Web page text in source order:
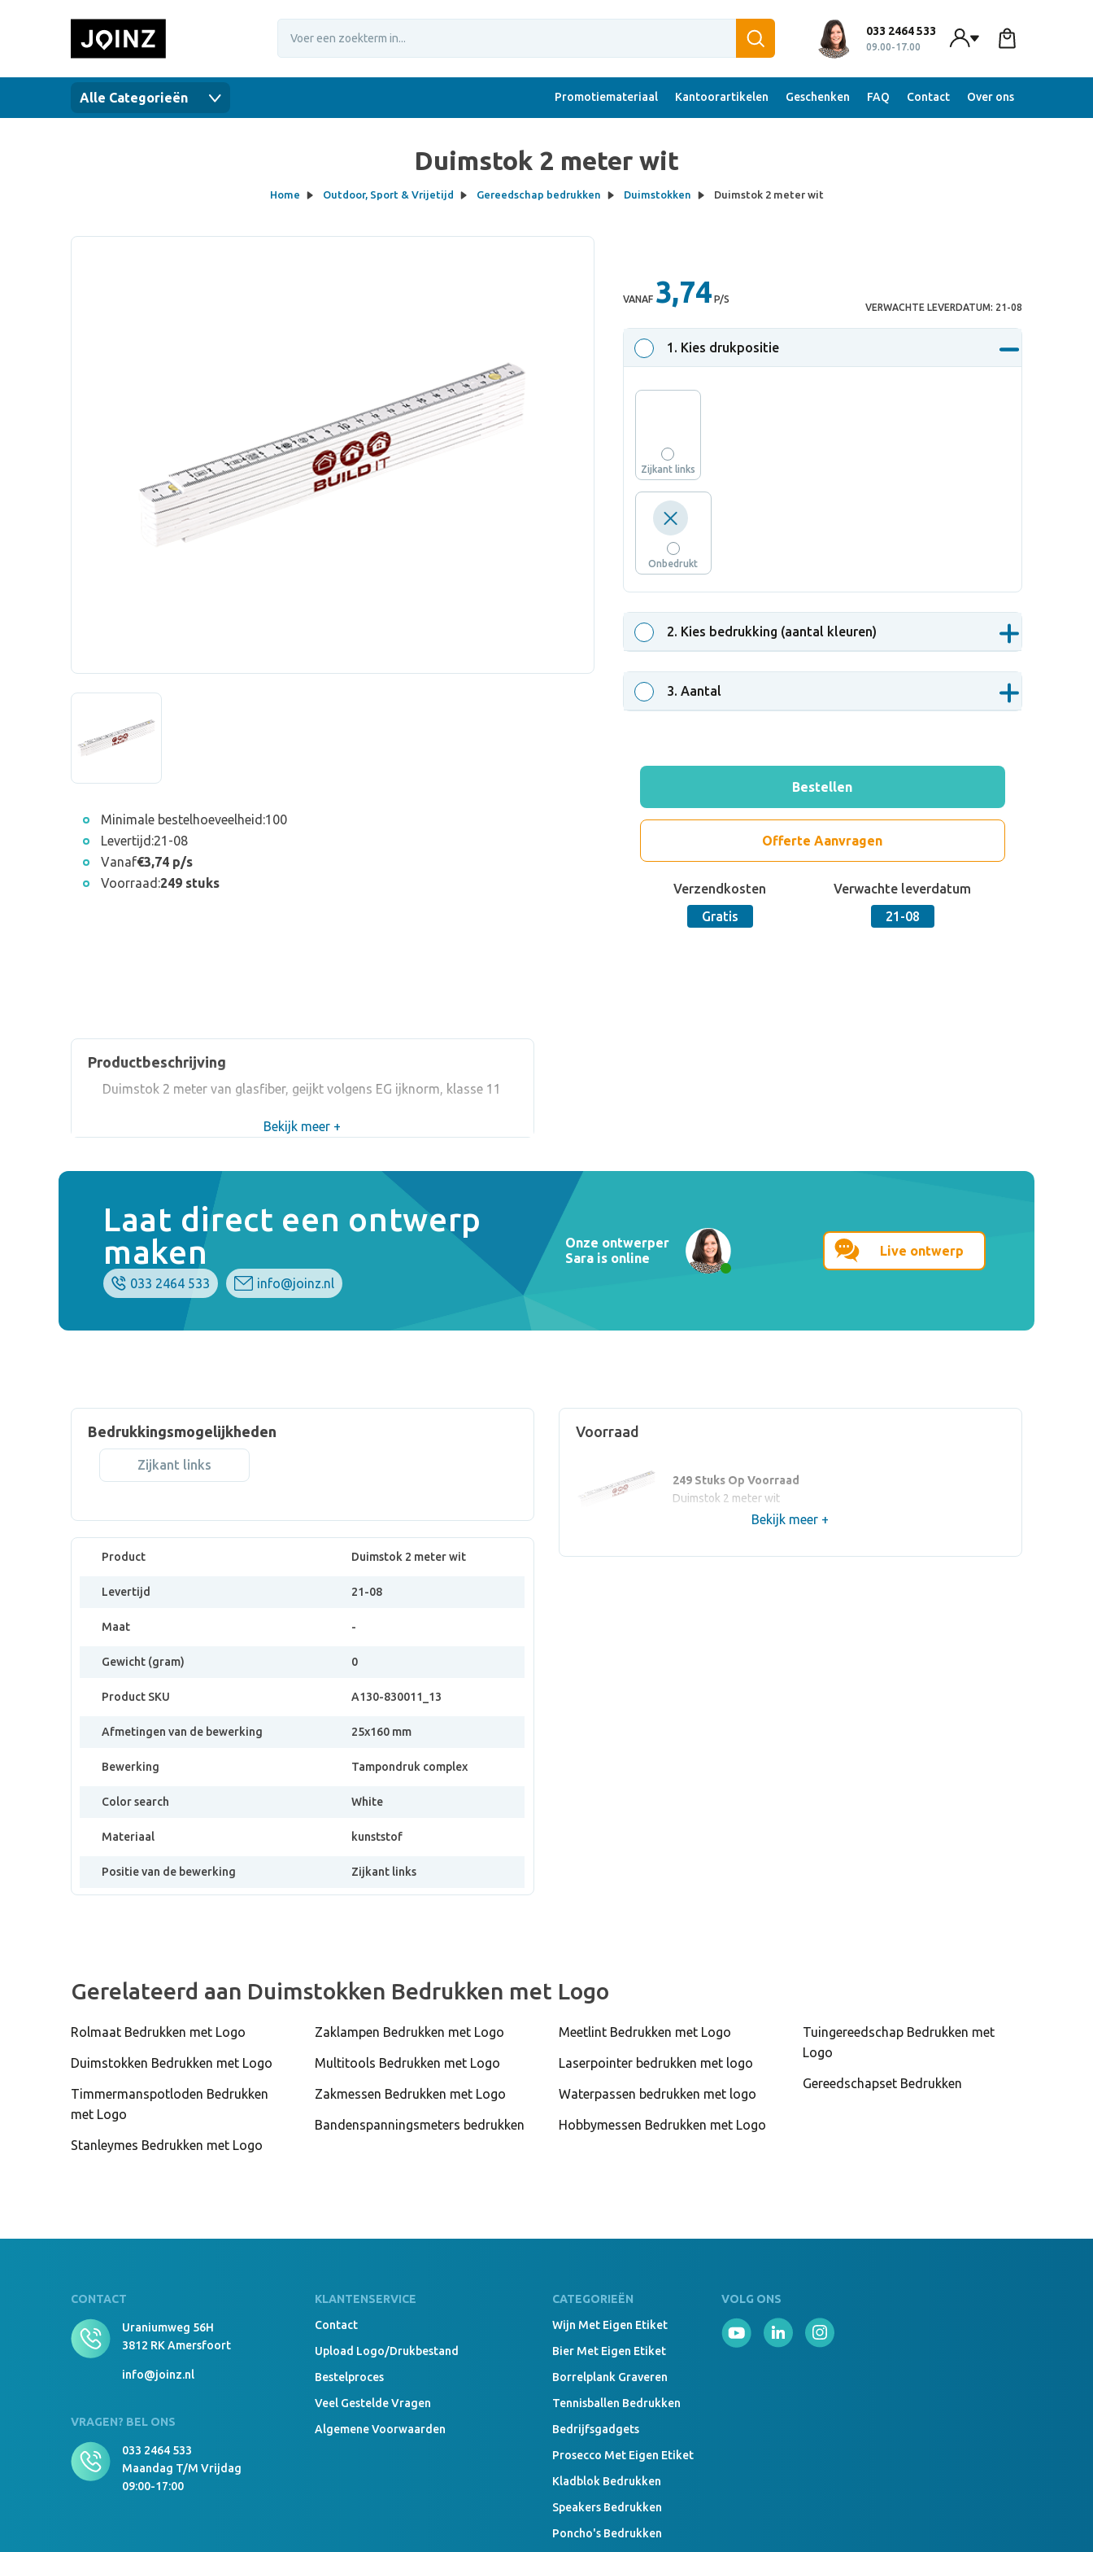
033 2464 533
09.00-17.00
Alle Categorieën Promotiemateriaal Kantoorartikelen Geschenken FAQ Contact Over ons
Duimstok 2 meter wit
Home Outdoor, Sport & Vrijetijd Gereedschap bedrukken Duimstokken Duimstok 2 meter wit
Minimale bestelhoeveelheid:100
Levertijd:21-08
Vanaf€3,74 p/s
Voorraad:249 stuks
VANAF 3,74P/S
VERWACHTE LEVERDATUM: 21-08
1 . Kies drukpositie
Zijkant links
Onbedrukt
2. Kies bedrukking (aantal kleuren)
3. Aantal
Bestellen
Offerte Aanvragen
Verzendkosten
Gratis
Verwachte leverdatum
21-08
Productbeschrijving
Duimstok 2 meter van glasfiber, geijkt volgens EG ijknorm, klasse 11
Bekijk meer +
Laat direct een ontwerp
maken
033 2464 533 info@joinz.nl
Onze ontwerper
Sara is online
Live ontwerp
Bedrukkingsmogelijkheden
Zijkant links
Product Duimstok 2 meter wit
Levertijd 21-08
Maat -
Gewicht (gram) 0
Product SKU A130-830011_13
Afmetingen van de bewerking 25x160 mm
Bewerking Tampondruk complex
Color search White
Materiaal kunststof
Positie van de bewerking Zijkant links
Voorraad
249 Stuks Op Voorraad
Duimstok 2 meter wit
Bekijk meer +
Gerelateerd aan Duimstokken Bedrukken met Logo
Rolmaat Bedrukken met Logo
Duimstokken Bedrukken met Logo
Timmermanspotloden Bedrukken
met Logo
Stanleymes Bedrukken met Logo
Zaklampen Bedrukken met Logo
Multitools Bedrukken met Logo
Zakmessen Bedrukken met Logo
Bandenspanningsmeters bedrukken
Meetlint Bedrukken met Logo
Laserpointer bedrukken met logo
Waterpassen bedrukken met logo
Hobbymessen Bedrukken met Logo
Tuingereedschap Bedrukken met
Logo
Gereedschapset Bedrukken
CONTACT
Uraniumweg 56H
3812 RK Amersfoort
info@joinz.nl
VRAGEN? BEL ONS
033 2464 533
Maandag T/m Vrijdag
09:00-17:00
KLANTENSERVICE
Contact
Upload Logo/drukbestand
Bestelproces
Veel Gestelde Vragen
Algemene Voorwaarden
CATEGORIEËN
Wijn Met Eigen Etiket
Bier Met Eigen Etiket
Borrelplank Graveren
Tennisballen Bedrukken
Bedrijfsgadgets
Prosecco Met Eigen Etiket
Kladblok Bedrukken
Speakers Bedrukken
Poncho's Bedrukken
VOLG ONS